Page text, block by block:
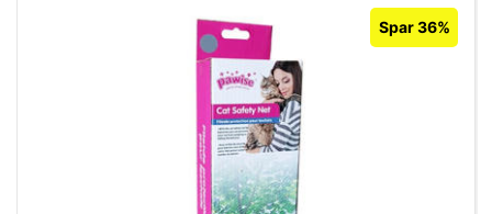
Spar 36%